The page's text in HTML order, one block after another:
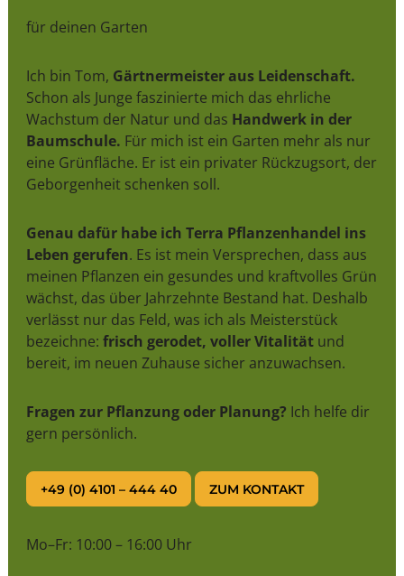
für deinen Garten
Ich bin Tom, Gärtnermeister aus Leidenschaft.
Schon als Junge faszinierte mich das ehrliche
Wachstum der Natur und das Handwerk in der
Baumschule. Für mich ist ein Garten mehr als nur
eine Grünfläche. Er ist ein privater Rückzugsort, der
Geborgenheit schenken soll.
Genau dafür habe ich Terra Pflanzenhandel ins
Leben gerufen. Es ist mein Versprechen, dass aus
meinen Pflanzen ein gesundes und kraftvolles Grün
wächst, das über Jahrzehnte Bestand hat. Deshalb
verlässt nur das Feld, was ich als Meisterstück
bezeichne: frisch gerodet, voller Vitalitätund
bereit, im neuen Zuhause sicher anzuwachsen.
Fragen zur Pflanzung oder Planung? Ich helfe dir
gern persönlich.
+49 (0) 4101 – 444 40 ZUM KONTAKT
Mo–Fr: 10:00 – 16:00 Uhr